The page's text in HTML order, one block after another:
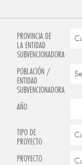
PROVINCIA DE
LA ENTIDAD
SUBVENCIONADORA
POBLACIÓN /
ENTIDAD
SUBVENCIONADORA
AÑO
TIPO DE
PROYECTO
PROYECTO